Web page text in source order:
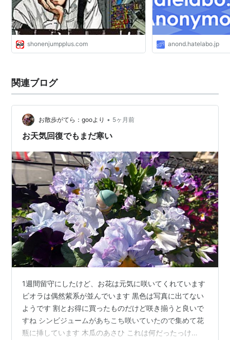
shonenjumpplus.com anond.hatelabo.jp
関連ブログ
お散歩がてら：gooより • 5ヶ月前
お天気回復でもまだ寒い
1週間留守にしたけど、お花は元気に咲いてくれています
ビオラは偶然紫系が並んでいます 黒色は写真に出てない
ようです 割とお得に買ったものだけど咲き揃うと良いで
すね シンビジュームがあちこち咲いていたので集めて花
瓶に挿しています 木瓜のあさひ これは何だったっけ